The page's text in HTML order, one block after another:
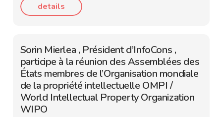
details
Sorin Mierlea , Président d’InfoCons ,
participe à la réunion des Assemblées des
États membres de l’Organisation mondiale
de la propriété intellectuelle OMPI /
World Intellectual Property Organization
WIPO